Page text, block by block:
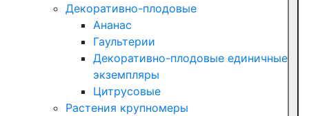
Декоративно-плодовые
Ананас
Гаультерии
Декоративно-плодовые единичные
экземпляры
Цитрусовые
Растения крупномеры